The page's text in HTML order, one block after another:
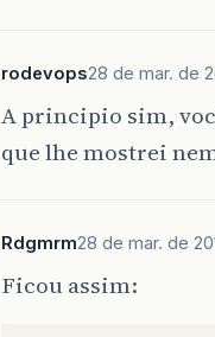
rodevops28 de mar. de
A principio sim,
que lhe mostrei
Rdgmrm28 de mar. de
Ficou assim: